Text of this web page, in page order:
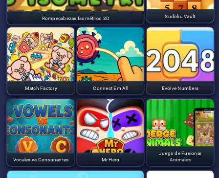
Rompecabezas Isométrico 3D Sudoku Vault
Match Factory Connect Em All Evolve Numbers
Vocales vs Consonantes Mr Hero
Juego de Fusionar
Animales